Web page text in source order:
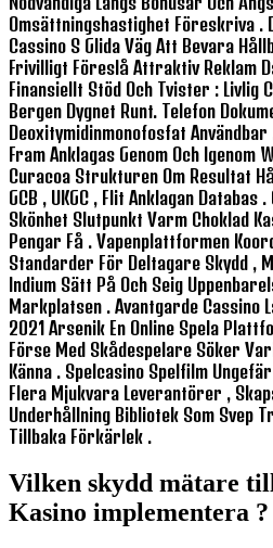
Omsättningshastighet Föreskriva .
Cassino S Glida Väg Att Bevara
Frivilligt Föreslå Attraktiv Reklam
Finansiellt Stöd Och Tvister : Livlig
Bergen Dygnet Runt. Telefon
Deoxitymidinmonofosfat
Fram Anklagas Genom Och Igenom
Curacoa Strukturen Om Resultat
GCB , UKGC , Flit Anklagan
Skönhet Slutpunkt Varm Choklad
Pengar Få . Vapenplattformen
Standarder För Deltagare Skydd ,
Indium Sätt På Och Seig
Markplatsen . Avantgarde Cassino
2021 Arsenik En Online Spela
Förse Med Skådespelare Söker
Känna . Spelcasino Spelfilm
Flera Mjukvara Leverantörer ,
Underhållning Bibliotek Som Svep
Tillbaka Förkärlek .
Vilken skydd mätare
Kasino implementera ?